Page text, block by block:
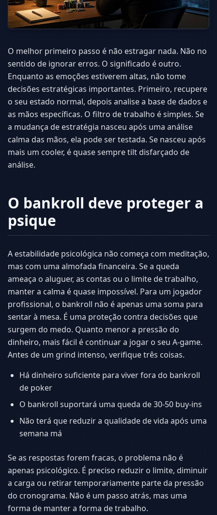
O melhor primeiro passo é não estragar nada. Não no
sentido de ignorar erros. O significado é outro.
Enquanto as emoções estiverem altas, não tome
decisões estratégicas importantes. Primeiro, recupere
o seu estado normal, depois analise a base de dados e
as mãos específicas. O filtro de trabalho é simples. Se
a mudança de estratégia nasceu após uma análise
calma das mãos, ela pode ser testada. Se nasceu após
mais um cooler, é quase sempre tilt disfarçado de
análise.
O bankroll deve proteger a
psique
A estabilidade psicológica não começa com meditação,
mas com uma almofada financeira. Se a queda
ameaça o aluguer, as contas ou o limite de trabalho,
manter a calma é quase impossível. Para um jogador
profissional, o bankroll não é apenas uma soma para
sentar à mesa. É uma proteção contra decisões que
surgem do medo. Quanto menor a pressão do
dinheiro, mais fácil é continuar a jogar o seu A-game.
Antes de um grind intenso, verifique três coisas.
Há dinheiro suficiente para viver fora do bankroll
de poker
O bankroll suportará uma queda de 30-50 buy-ins
Não terá que reduzir a qualidade de vida após uma
semana má
Se as respostas forem fracas, o problema não é
apenas psicológico. É preciso reduzir o limite, diminuir
a carga ou retirar temporariamente parte da pressão
do cronograma. Não é um passo atrás, mas uma
forma de manter a forma de trabalho.